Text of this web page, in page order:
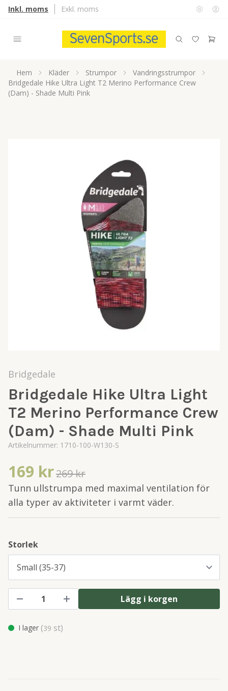
Inkl. moms Exkl. moms
Hem Kläder Strumpor
Vandringsstrumpor
Bridgedale Hike Ultra Light T2 Merino Performance Crew
(Dam) - Shade Multi Pink
Bridgedale
Bridgedale Hike Ultra Light
T2 Merino Performance Crew
(Dam) - Shade Multi Pink
Artikelnummer: 1710-100-W130-S
169 kr269 kr
Tunn ullstrumpa med maximal ventilation för
alla typer av aktiviteter i varmt väder.
Storlek
Lägg i korgen
I lager (39 st)